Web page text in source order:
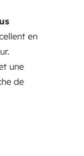
en
une
de